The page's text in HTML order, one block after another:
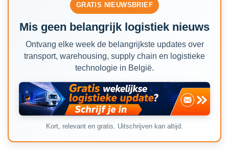
GRATIS NIEUWSBRIEF
Mis geen belangrijk logistiek nieuws
Ontvang elke week de belangrijkste updates over
transport, warehousing, supply chain en logistieke
technologie in België.
Kort, relevant en gratis. Uitschrijven kan altijd.